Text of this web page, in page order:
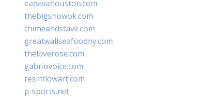
eatvivahouston.com
thebigshowok.com
chimeandstave.com
greatwallseafoodny.com
theloverose.com
gabriovoice.com
resinflowart.com
p-sports.net